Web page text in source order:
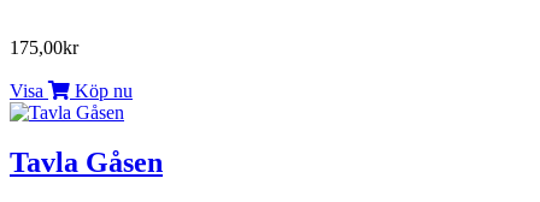
175,00kr
Visa Köp nu
Tavla Gåsen